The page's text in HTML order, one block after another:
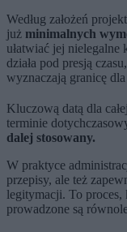
Według założeń
już minimalnych
ułatwiać jej nielegalne
działa pod presją
wyznaczają granicę
Kluczową datą dla
terminie
dalej stosowany.
W praktyce
przepisy, ale też
legitymacji. To proces,
prowadzone są